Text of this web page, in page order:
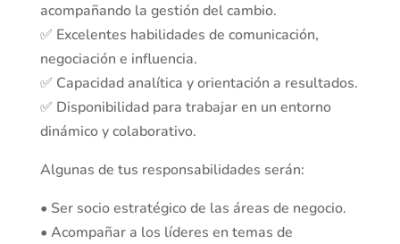
acompañando la gestión del cambio.
✅ Excelentes habilidades de comunicación,
negociación e influencia.
✅ Capacidad analítica y orientación a resultados.
✅ Disponibilidad para trabajar en un entorno
dinámico y colaborativo.
Algunas de tus responsabilidades serán:
• Ser socio estratégico de las áreas de negocio.
• Acompañar a los líderes en temas de